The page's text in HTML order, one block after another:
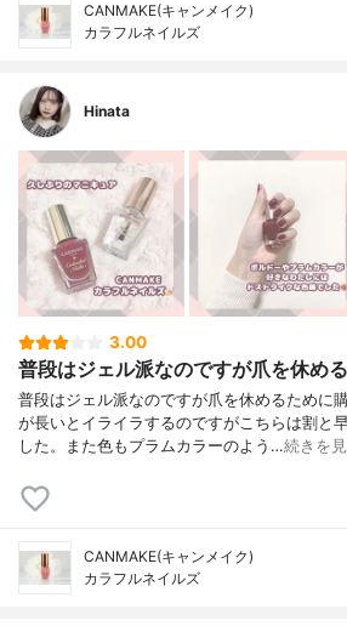
CANMAKE(キャンメイク)
カラフルネイルズ
Hinata
3.00
普段はジェル派なのですが爪を休め
普段はジェル派なのですが爪を休めるために
が長いとイライラするのですがこちらは割と
した。また色もプラムカラーのよう…続きを
CANMAKE(キャンメイク)
カラフルネイルズ